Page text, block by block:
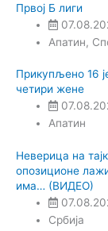
Првој Б лиги
Апатин,
Прикупљено 16
четири жене
Апатин
Неверица на
опозиционе
има… (ВИДЕО)
Србија